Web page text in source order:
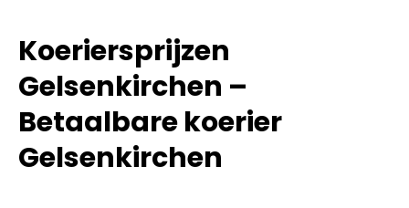
Koeriersprijzen
Gelsenkirchen –
Betaalbare koerier
Gelsenkirchen